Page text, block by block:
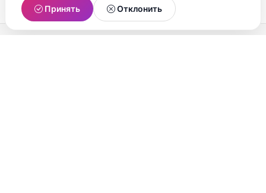
Принять Отклонить